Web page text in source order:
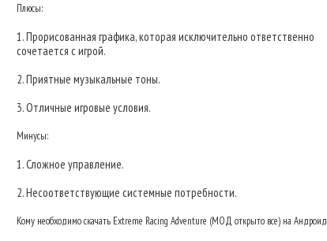
Плюсы:
1. Прорисованная графика, которая исключительно ответственно
сочетается с игрой.
2. Приятные музыкальные тоны.
3. Отличные игровые условия.
Минусы:
1. Сложное управление.
2. Несоответствующие системные потребности.
Кому необходимо скачать Extreme Racing Adventure (МОД открыто все) на Андроид